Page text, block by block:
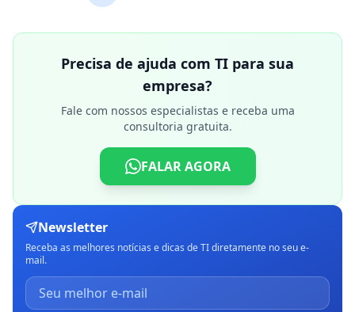
Precisa de ajuda com TI para sua
empresa?
Fale com nossos especialistas e receba uma
consultoria gratuita.
FALAR AGORA
Newsletter
Receba as melhores notícias e dicas de TI diretamente no seu e-
mail.